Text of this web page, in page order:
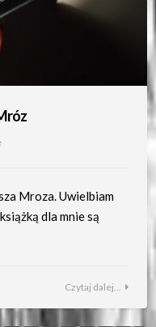
Mroza. Uwielbiam
dla mnie są
Czytaj dalej...